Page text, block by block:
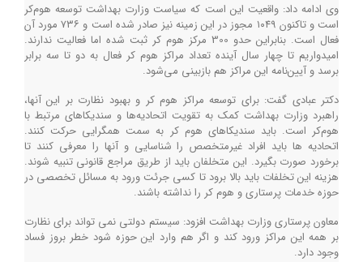
وی ادامه داد: واقعیت این است که سیاست وزارت بهداشت توسعه هوم‌کر
است و تاکنون ۱۰۴۹ مجوز در این زمینه نیز صادر شده است و ۷۳۶ مورد آن
فعال است. بنابراین حدو 300 مرکز هوم کر ثبت شده اما فعالیت ندارند.
امیدواریم تا چهار سال آینده تعداد مراکز هوم کر فعال به دو تا سه برابر
برسد و آیین‌نامه این مراکز هم بازبینی می‌شود.
دکتر عبادی گفت: برای توسعه مراکز هوم کر و بهبود نظارت بر این آنها،
راهبرد وزارت بهداشت کمک به تقویت اتحادیه‌ها و سندیکاهای مرتبط با
هوم‌کر است. باید سندیکاهای هوم کر به سمت همگرایی حرکت کنند.
اتحادیه ها باید افراد غیرمتخصص را شناسایی و آنها را معرفی کنند تا
برخورد صورت بگیرد. این متخلفان باید از طریق مراجع قانونی تنبیه شوند.
هزینه این تخلفات باید بالا برود تا کسی جرئت ورود به مسائل تخصصی در
حوزه خدمات پرستاری و هوم کر را نداشته باشند.
معاون پرستاری وزارت بهداشت افزود: سیستم دولتی نمی تواند برای نظارت
بر همه این مراکز ورود کند و اگر هم وارد این حوزه شود خطر بروز فساد
وجود دارد.